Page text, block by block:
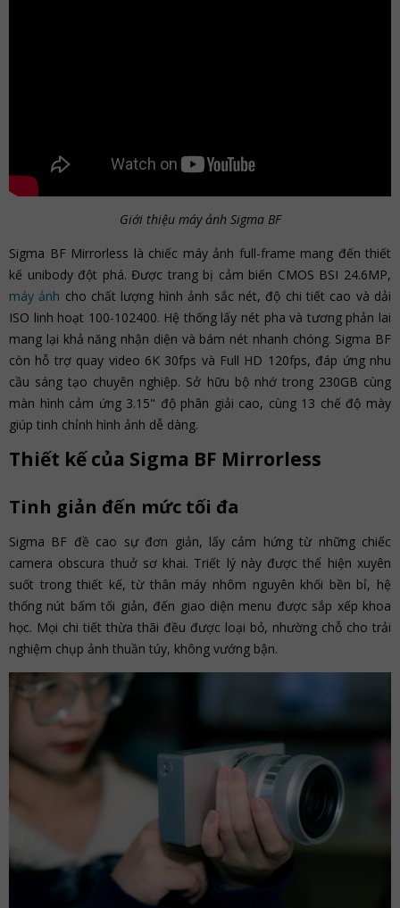
Giới thiệu máy ảnh Sigma BF
Sigma BF Mirrorless là chiếc máy ảnh full-frame mang đến thiết
kế unibody đột phá. Được trang bị cảm biến CMOS BSI 24.6MP,
máy ảnh cho chất lượng hình ảnh sắc nét, độ chi tiết cao và dải
ISO linh hoạt 100-102400. Hệ thống lấy nét pha và tương phản lai
mang lại khả năng nhận diện và bám nét nhanh chóng. Sigma BF
còn hỗ trợ quay video 6K 30fps và Full HD 120fps, đáp ứng nhu
cầu sáng tạo chuyên nghiệp. Sở hữu bộ nhớ trong 230GB cùng
màn hình cảm ứng 3.15" độ phân giải cao, cùng 13 chế độ mày
giúp tinh chỉnh hình ảnh dễ dàng.
Thiết kế của Sigma BF Mirrorless
Tinh giản đến mức tối đa
Sigma BF đề cao sự đơn giản, lấy cảm hứng từ những chiếc
camera obscura thuở sơ khai. Triết lý này được thể hiện xuyên
suốt trong thiết kế, từ thân máy nhôm nguyên khối bền bỉ, hệ
thống nút bấm tối giản, đến giao diện menu được sắp xếp khoa
học. Mọi chi tiết thừa thãi đều được loại bỏ, nhường chỗ cho trải
nghiệm chụp ảnh thuần túy, không vướng bận.